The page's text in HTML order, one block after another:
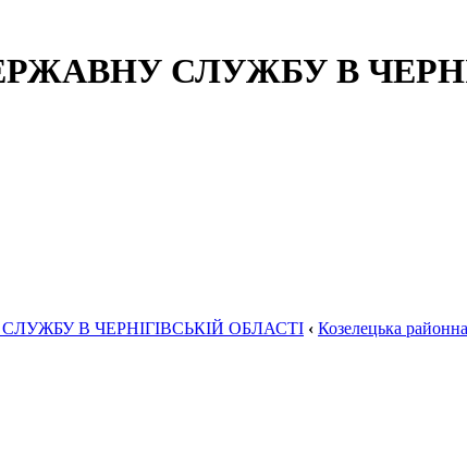
СЛУЖБУ В
В ЧЕРНІГІВСЬКІЙ ОБЛАСТІ ‹ Козелецька